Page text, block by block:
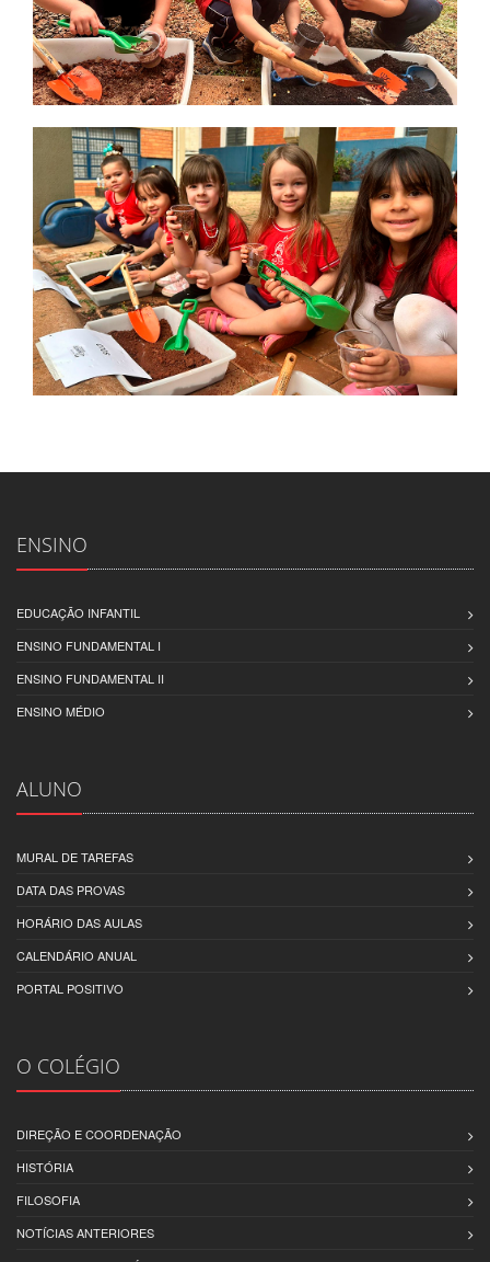
ENSINO
EDUCAÇÃO INFANTIL
ENSINO FUNDAMENTAL I
ENSINO FUNDAMENTAL II
ENSINO MÉDIO
ALUNO
MURAL DE TAREFAS
DATA DAS PROVAS
HORÁRIO DAS AULAS
CALENDÁRIO ANUAL
PORTAL POSITIVO
O COLÉGIO
DIREÇÃO E COORDENAÇÃO
HISTÓRIA
FILOSOFIA
NOTÍCIAS ANTERIORES